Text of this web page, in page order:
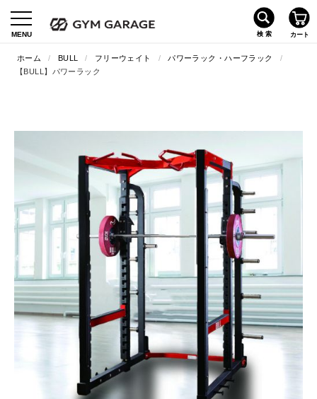
ホーム / BULL / フリーウェイト / パワーラック・ハーフラック
/
【BULL】パワーラック